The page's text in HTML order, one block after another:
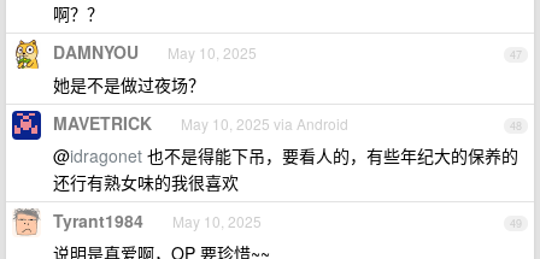
啊？？
47
DAMNYOU May 10, 2025
她是不是做过夜场？
48
MAVETRICK May 10, 2025 via Android
@idragonet 也不是得能下吊，要看人的，有些年纪大的保养的
还行有熟女味的我很喜欢
49
Tyrant1984 May 10, 2025
说明是真爱啊，OP 要珍惜~~